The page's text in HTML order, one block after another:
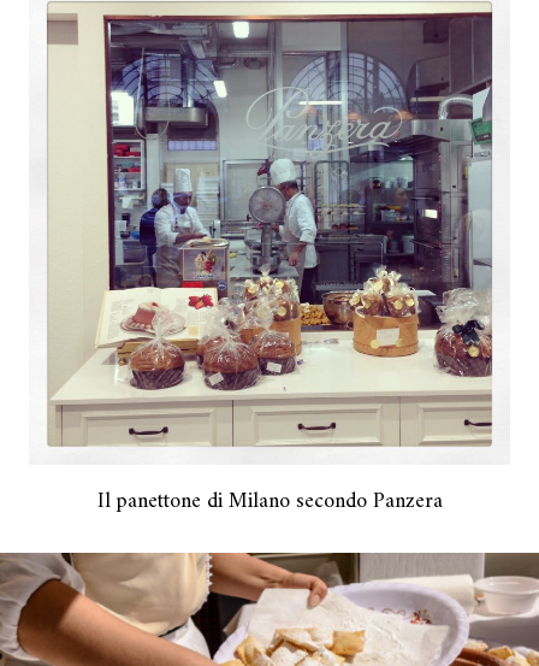
Il panettone di Milano secondo Panzera